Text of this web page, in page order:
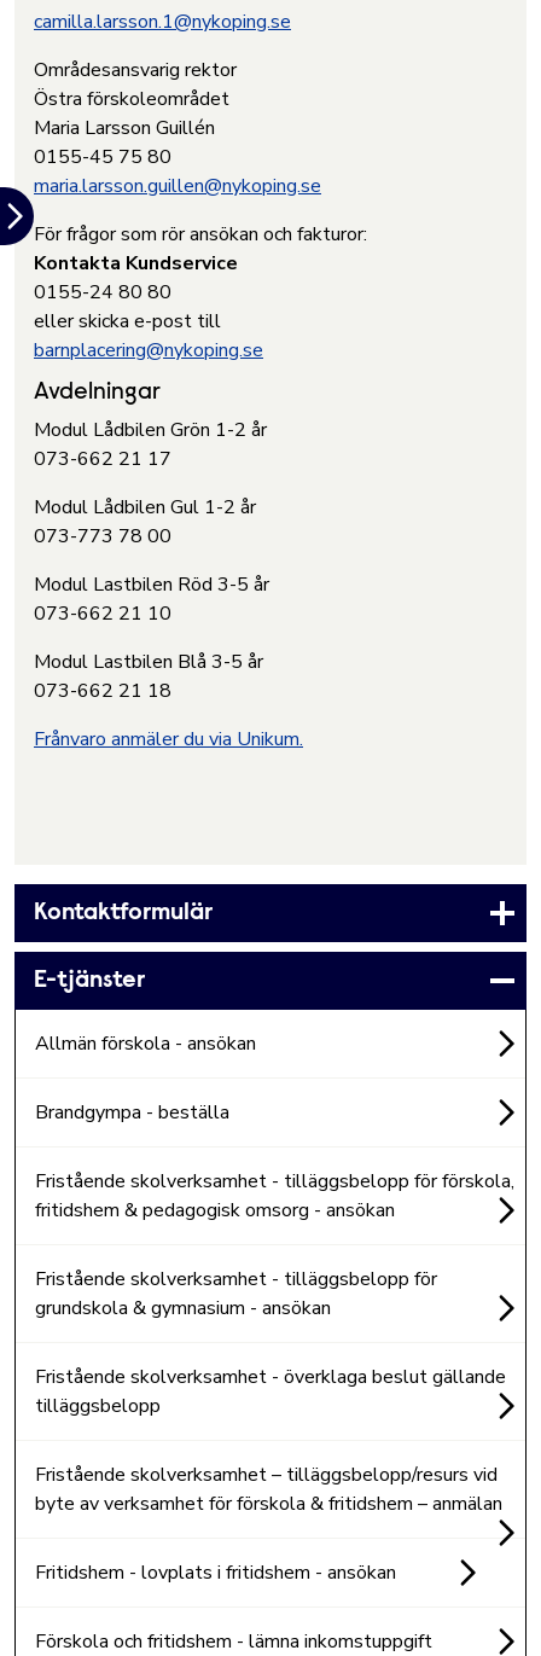
camilla.larsson.1@nykoping.se
Områdesansvarig rektor
Östra förskoleområdet
Maria Larsson Guillén
0155-45 75 80
maria.larsson.guillen@nykoping.se
För frågor som rör ansökan och fakturor:
Kontakta Kundservice
0155-24 80 80
eller skicka e-post till
barnplacering@nykoping.se
Avdelningar
Modul Lådbilen Grön 1-2 år
073-662 21 17
Modul Lådbilen Gul 1-2 år
073-773 78 00
Modul Lastbilen Röd 3-5 år
073-662 21 10
Modul Lastbilen Blå 3-5 år
073-662 21 18
Frånvaro anmäler du via Unikum.
Kontaktformulär
E-tjänster
Allmän förskola - ansökan
Brandgympa - beställa
Fristående skolverksamhet - tilläggsbelopp för förskola,
fritidshem & pedagogisk omsorg - ansökan
Fristående skolverksamhet - tilläggsbelopp för
grundskola & gymnasium - ansökan
Fristående skolverksamhet - överklaga beslut gällande
tilläggsbelopp
Fristående skolverksamhet – tilläggsbelopp/resurs vid
byte av verksamhet för förskola & fritidshem – anmälan
Fritidshem - lovplats i fritidshem - ansökan
Förskola och fritidshem - lämna inkomstuppgift